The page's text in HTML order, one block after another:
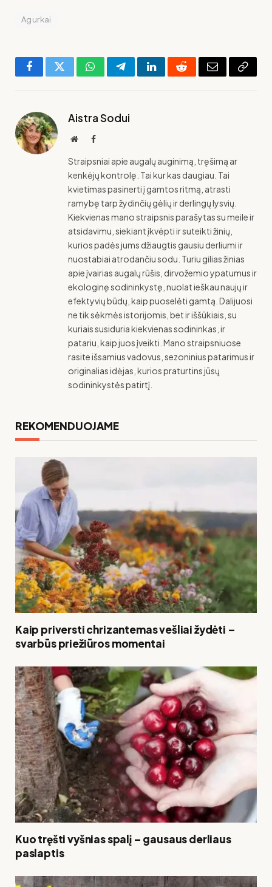
Agurkai
FacebookTwitterWhatsAppTelegramLinkedInRedditEl.
Copy
Aistra Sodui
SvetainėFacebook
Straipsniai apie augalų auginimą, tręšimą ar
kenkėjų kontrolę. Tai kur kas daugiau. Tai
kvietimas pasinerti į gamtos ritmą, atrasti
ramybę tarp žydinčių gėlių ir derlingų lysvių.
Kiekvienas mano straipsnis parašytas su meile ir
atsidavimu, siekiant įkvėpti ir suteikti žinių,
kurios padės jums džiaugtis gausiu derliumi ir
nuostabiai atrodančiu sodu. Turiu gilias žinias
apie įvairias augalų rūšis, dirvožemio ypatumus ir
ekologinę sodininkystę, nuolat ieškau naujų ir
efektyvių būdų, kaip puoselėti gamtą. Dalijuosi
ne tik sėkmės istorijomis, bet ir iššūkiais, su
kuriais susiduria kiekvienas sodininkas, ir
patariu, kaip juos įveikti. Mano straipsniuose
rasite išsamius vadovus, sezoninius patarimus ir
originalias idėjas, kurios praturtins jūsų
sodininkystės patirtį.
REKOMENDUOJAME
Kaip priversti chrizantemas vešliai žydėti –
svarbūs priežiūros momentai
Kuo tręšti vyšnias spalį – gausaus derliaus
paslaptis